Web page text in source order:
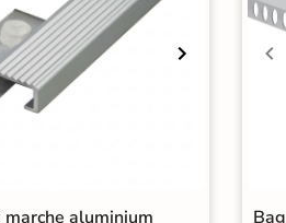
marche aluminium